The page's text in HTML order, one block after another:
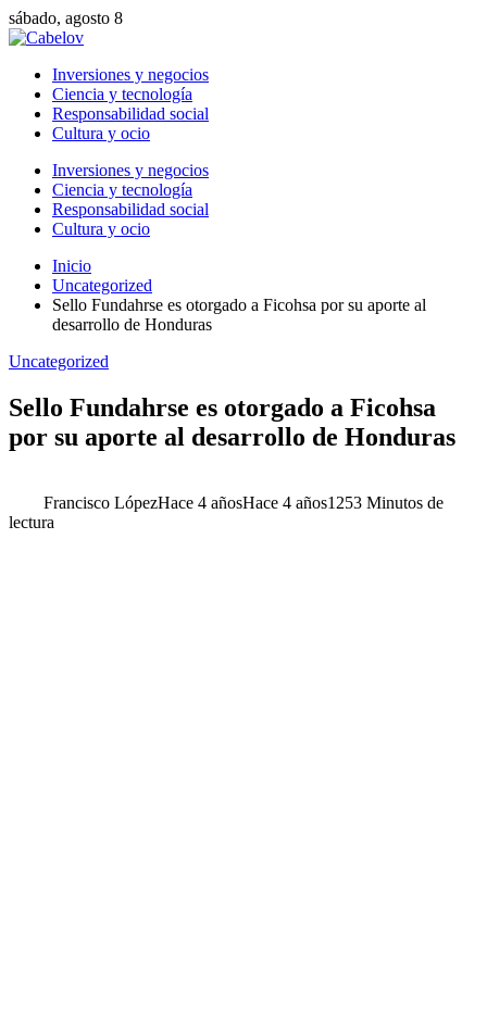
sábado, agosto 8
Inversiones y negocios
Ciencia y tecnología
Responsabilidad social
Cultura y ocio
Inversiones y negocios
Ciencia y tecnología
Responsabilidad social
Cultura y ocio
Inicio
Uncategorized
Sello Fundahrse es otorgado a Ficohsa por su aporte al
desarrollo de Honduras
Uncategorized
Sello Fundahrse es otorgado a Ficohsa
por su aporte al desarrollo de Honduras
Francisco LópezHace 4 añosHace 4 años1253 Minutos de
lectura